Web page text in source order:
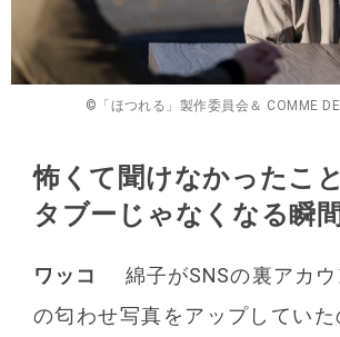
©「ほつれる」製作委員会＆ COMME
怖くて聞けなかったこ
タブーじゃなくなる瞬間
ワッコ
綿子がSNSの裏アカ
の匂わせ写真をアップしてい